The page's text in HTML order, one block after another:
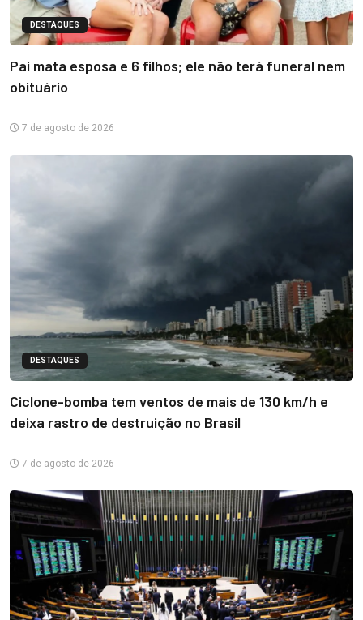
DESTAQUES
Pai mata esposa e 6 filhos; ele não terá funeral nem
obituário
7 de agosto de 2026
DESTAQUES
Ciclone-bomba tem ventos de mais de 130 km/h e
deixa rastro de destruição no Brasil
7 de agosto de 2026